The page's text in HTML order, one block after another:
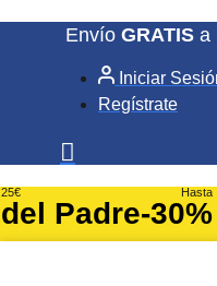
Envío GRATIS a
Iniciar
Regístrate
Padre
Hasta
-30%